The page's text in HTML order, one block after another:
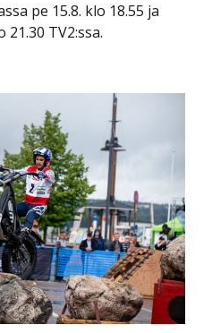
pe 15.8. klo 18.55 ja
TV2:ssa.